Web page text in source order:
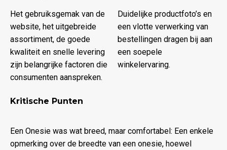
Het gebruiksgemak van de
website, het uitgebreide
assortiment, de goede
kwaliteit en snelle levering
zijn belangrijke factoren die
consumenten aanspreken.
Duidelijke productfoto’s en
een vlotte verwerking van
bestellingen dragen bij aan
een soepele
winkelervaring.
Kritische Punten
Een Onesie was wat breed, maar comfortabel: Een enkele
opmerking over de breedte van een onesie, hoewel